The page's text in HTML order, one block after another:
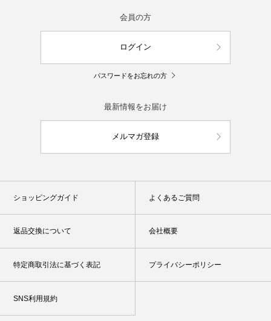
会員の方
ログイン
パスワードをお忘れの方
最新情報をお届け
メルマガ登録
ショッピングガイド よくあるご質問
返品交換について 会社概要
特定商取引法に基づく表記 プライバシーポリシー
SNS利用規約